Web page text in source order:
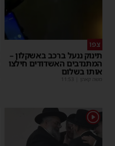
צפו
תינוק ננעל ברכב באשקלון –
המתנדבים האשדודים חילצו
אותו בשלום
משה קאהן 11:53
1